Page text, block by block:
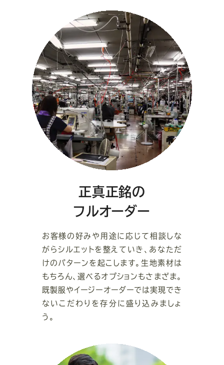
正真正銘の
フルオーダー
お客様の好みや用途に応じて相談しな
がらシルエットを整えていき、あなただ
けのパターンを起こします。生地素材は
もちろん、選べるオプションもさまざま。
既製服やイージーオーダーでは実現でき
ないこだわりを存分に盛り込みましょ
う。